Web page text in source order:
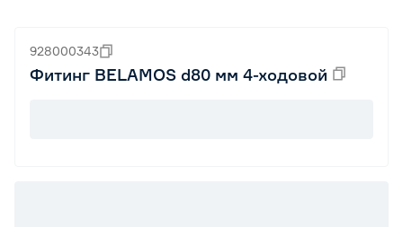
928000343
Фитинг BELAMOS d80 мм 4-ходовой